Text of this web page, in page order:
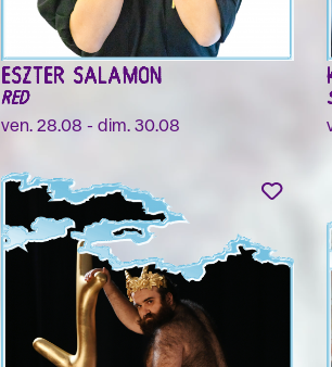
ESZTER SALAMON
RED
ven. 28.08 - dim. 30.08